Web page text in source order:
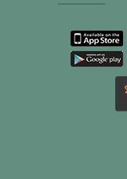
Τρόπος χρήσης:
Απλώστε μία
φορές